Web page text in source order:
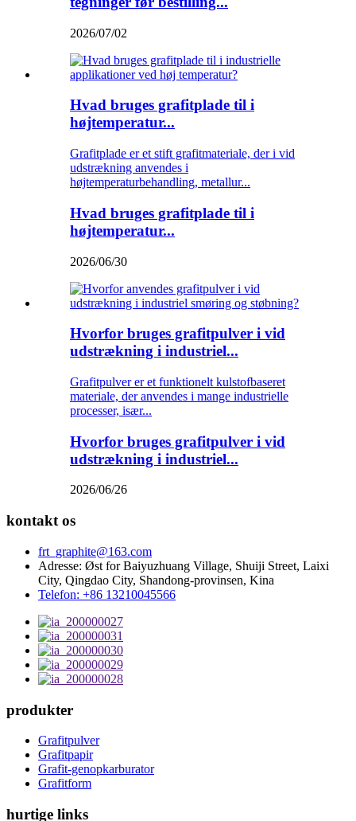
2026/07/02
Hvad bruges grafitplade til i
højtemperatur...
Grafitplade er et stift grafitmateriale, der i vid
udstrækning anvendes i
højtemperaturbehandling, metallur...
Hvad bruges grafitplade til i
højtemperatur...
2026/06/30
Hvorfor bruges grafitpulver i vid
udstrækning i industriel...
Grafitpulver er et funktionelt kulstofbaseret
materiale, der anvendes i mange industrielle
processer, især...
Hvorfor bruges grafitpulver i vid
udstrækning i industriel...
2026/06/26
kontakt os
frt_graphite@163.com
Adresse: Øst for Baiyuzhuang Village, Shuiji Street, Laixi
City, Qingdao City, Shandong-provinsen, Kina
Telefon: +86 13210045566
produkter
Grafitpulver
Grafitpapir
Grafit-genopkarburator
Grafitform
hurtige links